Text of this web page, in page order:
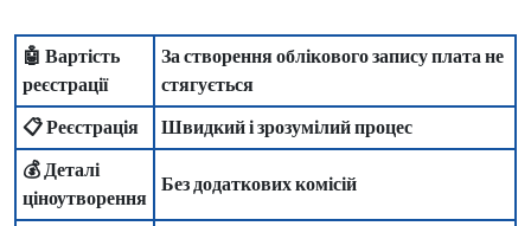
🤖 Вартість
реєстрації
За створення облікового запису плата не
стягується
📋 Реєстрація
Швидкий і зрозумілий процес
💰 Деталі
ціноутворення
Без додаткових комісій